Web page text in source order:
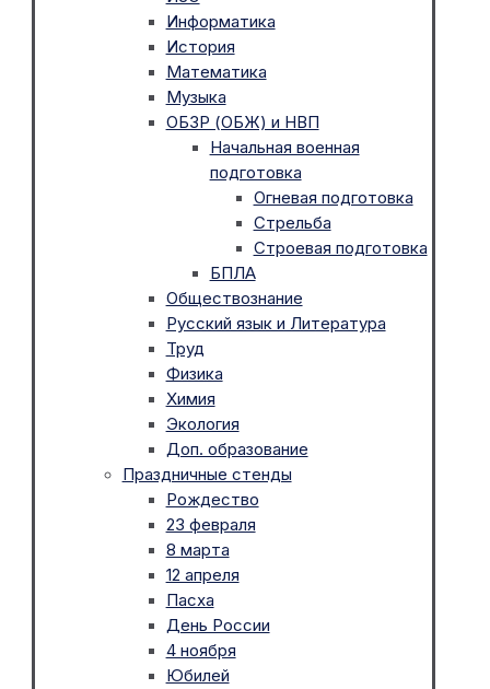
Информатика
История
Математика
Музыка
ОБЗР (ОБЖ) и НВП
Начальная военная
подготовка
Огневая подготовка
Стрельба
Строевая подготовка
БПЛА
Обществознание
Русский язык и Литература
Труд
Физика
Химия
Экология
Доп. образование
Праздничные стенды
Рождество
23 февраля
8 марта
12 апреля
Пасха
День России
4 ноября
Юбилей